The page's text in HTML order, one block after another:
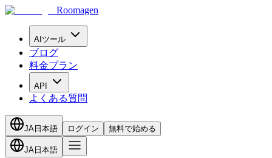
Roomagen
AIツール
ブログ
料金プラン
API
よくある質問
JA 日本語 ログイン 無料で始める
JA 日本語